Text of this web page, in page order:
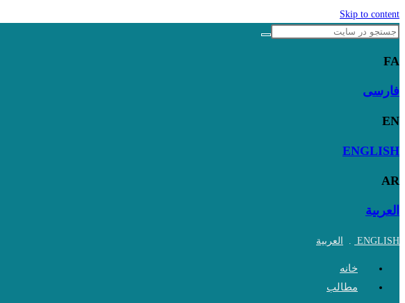
Skip to content
FA
فارسی
EN
ENGLISH
AR
العربية
ENGLISH
. العربية
خانه
مطالب